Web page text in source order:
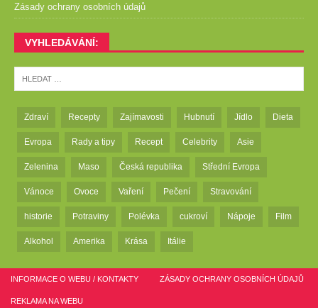
Zásady ochrany osobních údajů
VYHLEDÁVÁNÍ:
Zdraví Recepty Zajímavosti Hubnutí Jídlo Dieta
Evropa Rady a tipy Recept Celebrity Asie
Zelenina Maso Česká republika Střední Evropa
Vánoce Ovoce Vaření Pečení Stravování
historie Potraviny Polévka cukroví Nápoje Film
Alkohol Amerika Krása Itálie
INFORMACE O WEBU / KONTAKTY ZÁSADY OCHRANY OSOBNÍCH ÚDAJŮ
REKLAMA NA WEBU